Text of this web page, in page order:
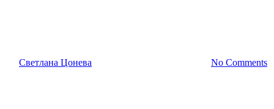
Светлана Цонева No Comments